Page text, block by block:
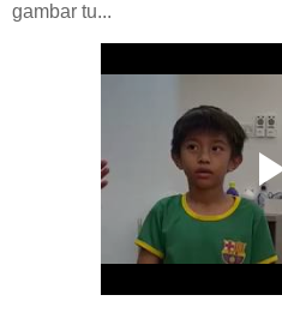
gambar tu...